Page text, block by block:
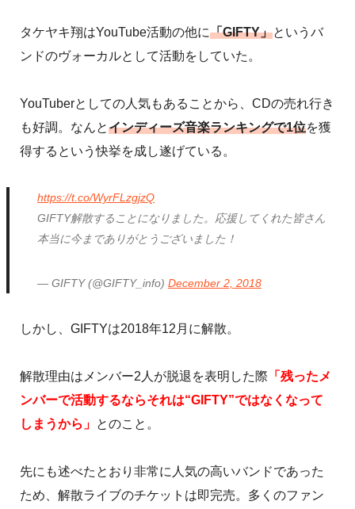
タケヤキ翔はYouTube活動の他に「GIFTY」というバ
ンドのヴォーカルとして活動をしていた。
YouTuberとしての人気もあることから、CDの売れ行き
も好調。なんとインディーズ音楽ランキングで1位を獲
得するという快挙を成し遂げている。
https://t.co/WyrFLzgjzQ
GIFTY解散することになりました。応援してくれた皆さん
本当に今までありがとうございました！
— GIFTY (@GIFTY_info)December 2, 2018
しかし、GIFTYは2018年12月に解散。
解散理由はメンバー2人が脱退を表明した際 「残ったメ
ンバーで活動するならそれは“GIFTY”ではなくなって
しまうから」 とのこと。
先にも述べたとおり非常に人気の高いバンドであった
ため、解散ライブのチケットは即完売。多くのファン